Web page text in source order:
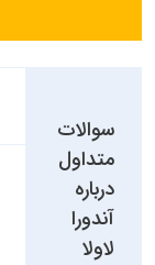
سوالات
متداول
درباره
آندورا
لاولا